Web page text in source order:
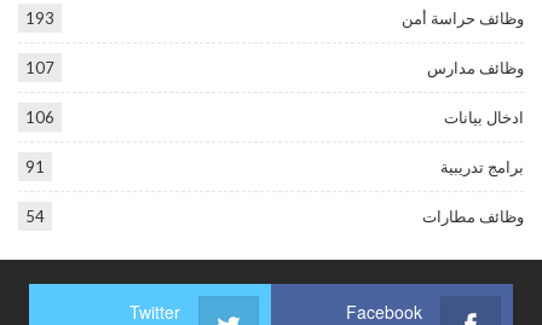
وظائف حراسة أمن 193
وظائف مدارس 107
ادخال بيانات 106
برامج تدريبية 91
وظائف مطارات 54
Facebook
Twitter